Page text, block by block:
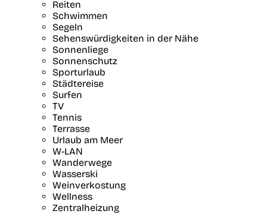
Reiten
Schwimmen
Segeln
Sehenswürdigkeiten in der Nähe
Sonnenliege
Sonnenschutz
Sporturlaub
Städtereise
Surfen
TV
Tennis
Terrasse
Urlaub am Meer
W-LAN
Wanderwege
Wasserski
Weinverkostung
Wellness
Zentralheizung